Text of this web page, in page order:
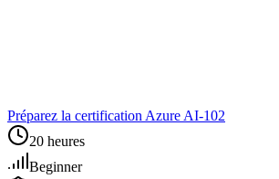
Préparez la certification Azure AI‑102
20 heures
Beginner